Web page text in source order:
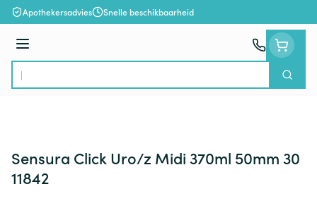
Ga naar de inhoud
Apothekersadvies Snelle beschikbaarheid
Menu
Product, merk, categorie...
Zoek
Sensura Click Uro/z Midi 370ml 50mm 30
11842